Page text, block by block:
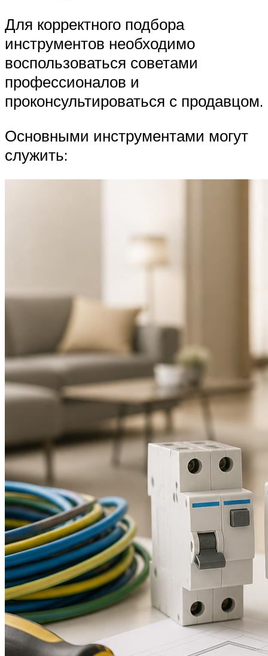
Для корректного подбора
инструментов необходимо
воспользоваться советами
профессионалов и
проконсультироваться с продавцом.
Основными инструментами могут
служить: